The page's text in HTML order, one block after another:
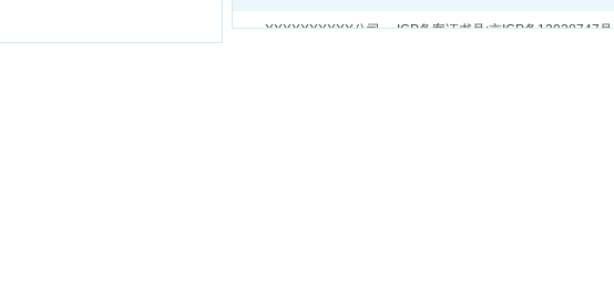
XXXXXXXXXX公司 ICP备案证书号:京ICP备12038747号